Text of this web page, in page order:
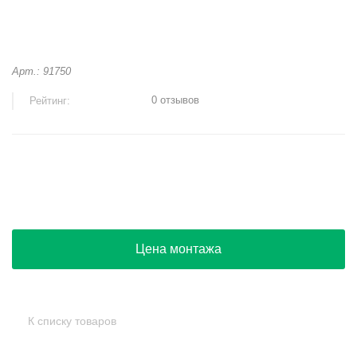
Арт.: 91750
Рейтинг: 0 отзывов
Цена монтажа
К списку товаров